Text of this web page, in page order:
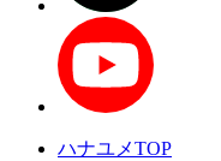
ハナユメTOP